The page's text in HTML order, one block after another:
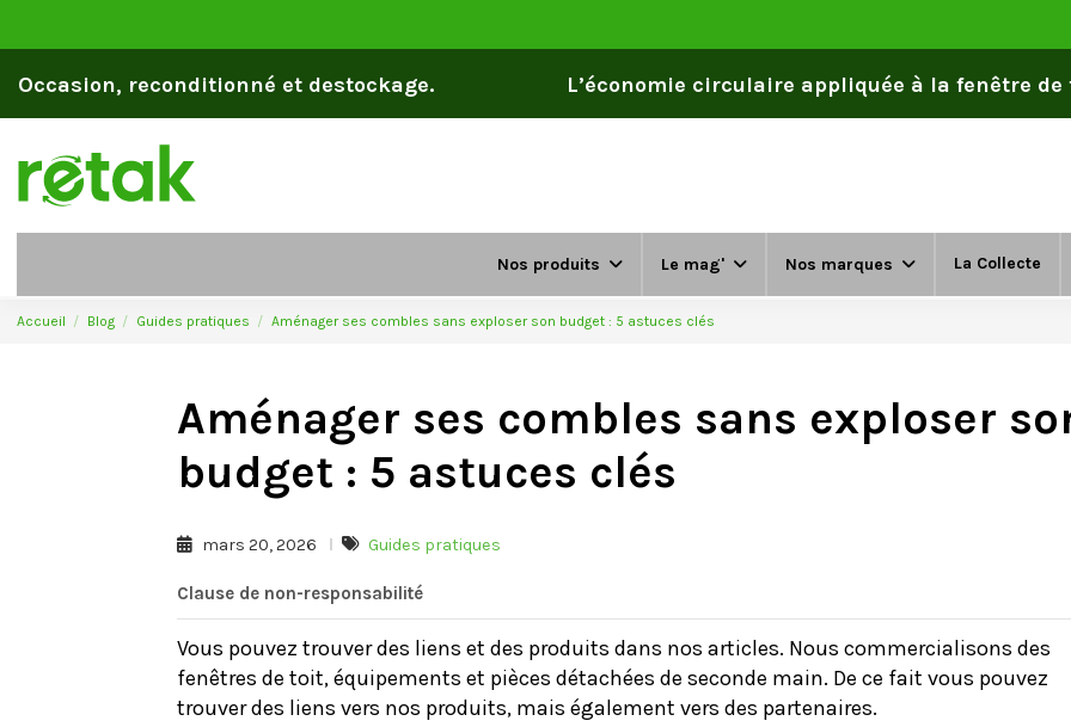
Occasion, reconditionné et destockage. L’économie circulaire appliquée à la fenêtre
Nos produits Le mag' Nos marques La Collecte
Accueil Blog Guides pratiques Aménager ses combles sans exploser son budget : 5 astuces clés
Aménager ses combles sans exploser
budget : 5 astuces clés
mars 20, 2026 Guides pratiques
Clause de non-responsabilité
Vous pouvez trouver des liens et des produits dans nos articles. Nous commercialisons des
fenêtres de toit, équipements et pièces détachées de seconde main. De ce fait vous pouvez
trouver des liens vers nos produits, mais également vers des partenaires.